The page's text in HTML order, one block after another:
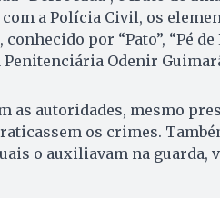
com a Polícia Civil, os
por “Pato”, “Pé
Penitenciária Odenir
as autoridades, mesmo
os crimes.
o auxiliavam na guarda,